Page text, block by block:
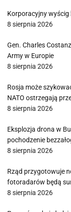
Korporacyjny
8 sierpnia 2026
Gen. Charles
Army w Europie
8 sierpnia 2026
Rosja może
NATO ostrzegają
8 sierpnia 2026
Eksplozja drona w
pochodzenie
8 sierpnia 2026
Rząd przygotowuje
fotoradarów będą
8 sierpnia 2026